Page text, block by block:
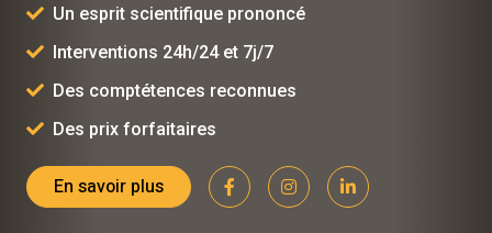
Un esprit scientifique prononcé
Interventions 24h/24 et 7j/7
Des comptétences reconnues
Des prix forfaitaires
En savoir plus